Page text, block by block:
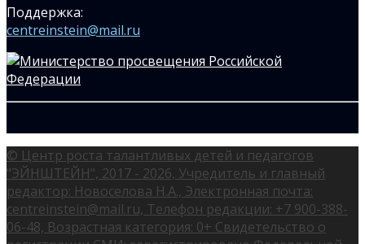
Поддержка:
centreinstein@mail.ru
© Центр роста талантливых детей и педагогов
"ЭЙНШТЕЙН", 2017 - 2026, Учредитель и главный
редактор: Новоселова Н.А., Электронная почта:
centreinstein@mail.ru, Телефон редакции: +7 900-388-
06-48, Возрастная категория: 0+ Свидетельство о